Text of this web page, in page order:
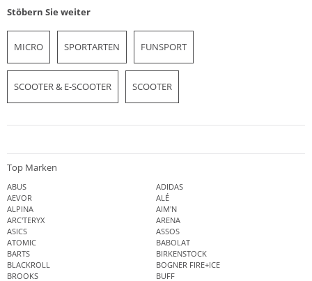
Stöbern Sie weiter
MICRO SPORTARTEN FUNSPORT
SCOOTER & E-SCOOTER SCOOTER
Top Marken
ABUS
ADIDAS
AEVOR
ALÉ
ALPINA
AIM'N
ARC'TERYX
ARENA
ASICS
ASSOS
ATOMIC
BABOLAT
BARTS
BIRKENSTOCK
BLACKROLL
BOGNER FIRE+ICE
BROOKS
BUFF